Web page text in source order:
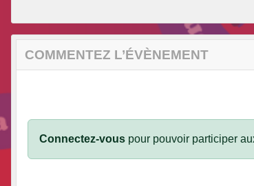
COMMENTEZ L’ÉVÈNEMENT
Connectez-vous pour pouvoir participer